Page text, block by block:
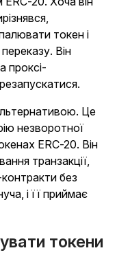
токен і
Він
проксі-
Це
незворотної
ERC-20. Він
транзакції,
контракти без
і її приймає
токени